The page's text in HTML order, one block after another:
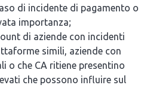
di incidente di pagamento o
importanza;
di aziende con incidenti
simili, aziende con
o che CA ritiene presentino
che possono influire sul